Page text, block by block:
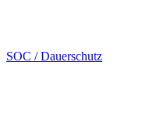
SOC / Dauerschutz